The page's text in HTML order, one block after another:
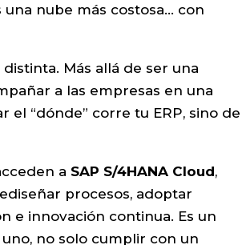
nube más costosa… con
Más allá de ser una
a las empresas en una
“dónde” corre tu ERP, sino de
a SAP S/4HANA Cloud,
procesos, adoptar
e innovación continua. Es un
no solo cumplir con un